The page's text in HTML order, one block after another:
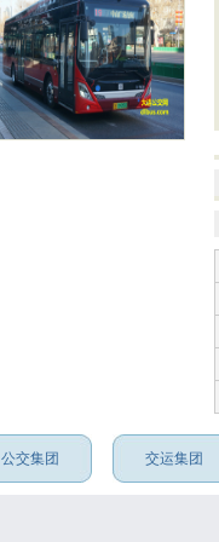
公交集团 交运集团